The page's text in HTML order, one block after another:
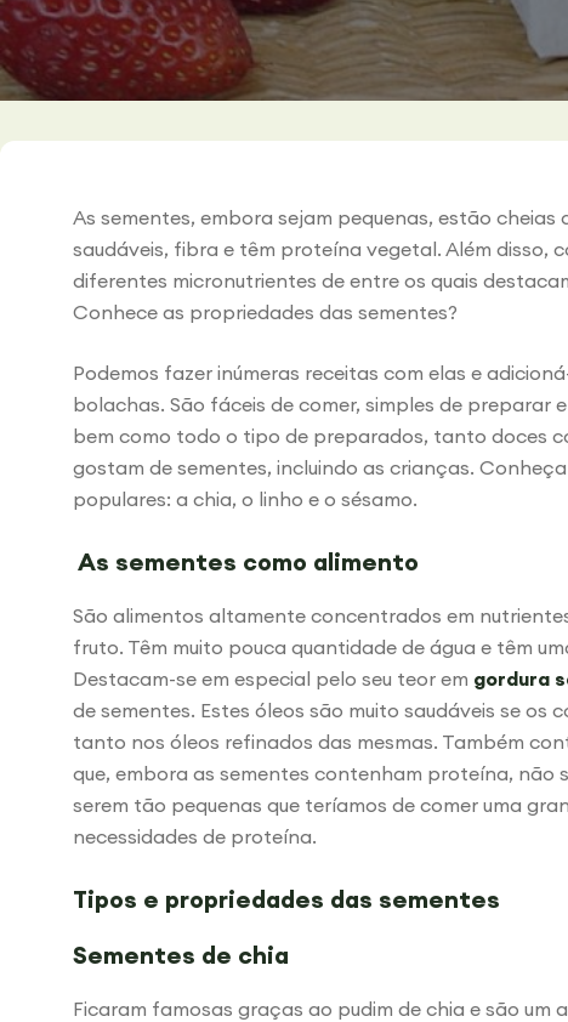
As sementes, embora sejam pequenas, estão
saudáveis, fibra e têm proteína vegetal. Além disso,
diferentes micronutrientes de entre os quais
Conhece as propriedades das sementes?
Podemos fazer inúmeras receitas com elas e
bolachas. São fáceis de comer, simples de preparar
bem como todo o tipo de preparados, tanto doces
gostam de sementes, incluindo as crianças.
populares: a chia, o linho e o sésamo.
As sementes como alimento
São alimentos altamente concentrados em
fruto. Têm muito pouca quantidade de água e têm
Destacam-se em especial pelo seu teor em gordura
de sementes. Estes óleos são muito saudáveis se os
tanto nos óleos refinados das mesmas. Também
que, embora as sementes contenham proteína, não
serem tão pequenas que teríamos de comer uma
necessidades de proteína.
Tipos e propriedades das sementes
Sementes de chia
Ficaram famosas graças ao pudim de chia e são um